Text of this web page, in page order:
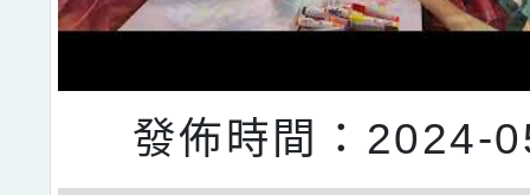
發佈時間：2024-